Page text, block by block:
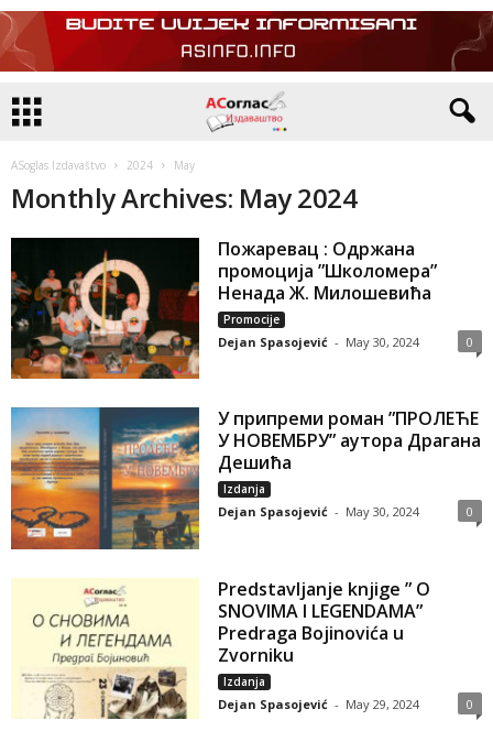
ASoglas Izdavaštvo 2024 May
Monthly Archives: May 2024
Пожаревац : Одржана
промоција ”Школомера”
Ненада Ж. Милошевића
Promocije
Dejan Spasojević - May 30, 2024 0
У припреми роман ”ПРОЛЕЋЕ
У НОВЕМБРУ” аутора Драгана
Дешића
Izdanja
Dejan Spasojević - May 30, 2024 0
Predstavljanje knjige ” O
SNOVIMA I LEGENDAMA”
Predraga Bojinovića u
Zvorniku
Izdanja
Dejan Spasojević - May 29, 2024 0